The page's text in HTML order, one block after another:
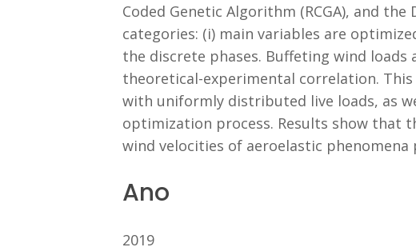
Coded Genetic Algorithm (RCGA), and
categories: (i) main variables are
the discrete phases. Buffeting wind
theoretical-experimental correlation.
with uniformly distributed live loads, as
optimization process. Results show that
wind velocities of aeroelastic
Ano
2019